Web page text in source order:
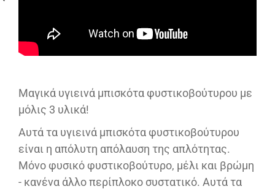
Μαγικά υγιεινά μπισκότα φυστικοβούτυρου με
μόλις 3 υλικά!
Αυτά τα υγιεινά μπισκότα φυστικοβούτυρου
είναι η απόλυτη απόλαυση της απλότητας.
Μόνο φυσικό φυστικοβούτυρο, μέλι και βρώμη
- κανένα άλλο περίπλοκο συστατικό. Αυτά τα